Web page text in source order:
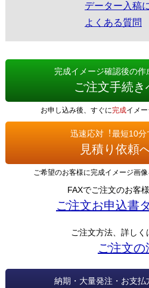
データー入稿
よくある質問
完成イメージ確認後の作
ご注文手続き
お申し込み後、すぐに完成イメ
迅速応対︕最短10
見積り依頼
ご希望のお客様に完成イメージ画像
FAXでご注文のお客
ご注文お申込書
ご注文方法、詳しく
ご注文の
納期・大量発注・お支払